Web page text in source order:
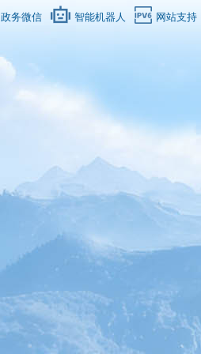
政务微信 智能机器人 网站支持